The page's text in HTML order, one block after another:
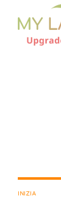
INIZIA